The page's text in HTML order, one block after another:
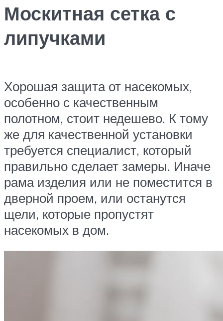
Москитная сетка с
липучками
Хорошая защита от насекомых,
особенно с качественным
полотном, стоит недешево. К тому
же для качественной установки
требуется специалист, который
правильно сделает замеры. Иначе
рама изделия или не поместится в
дверной проем, или останутся
щели, которые пропустят
насекомых в дом.